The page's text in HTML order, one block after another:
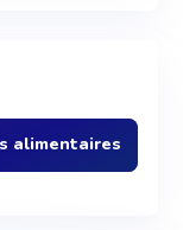
alimentaires